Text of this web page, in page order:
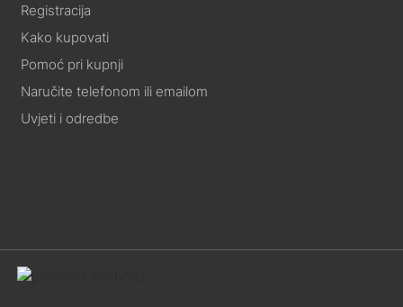
Registracija
Kako kupovati
Pomoć pri kupnji
Naručite telefonom ili emailom
Uvjeti i odredbe